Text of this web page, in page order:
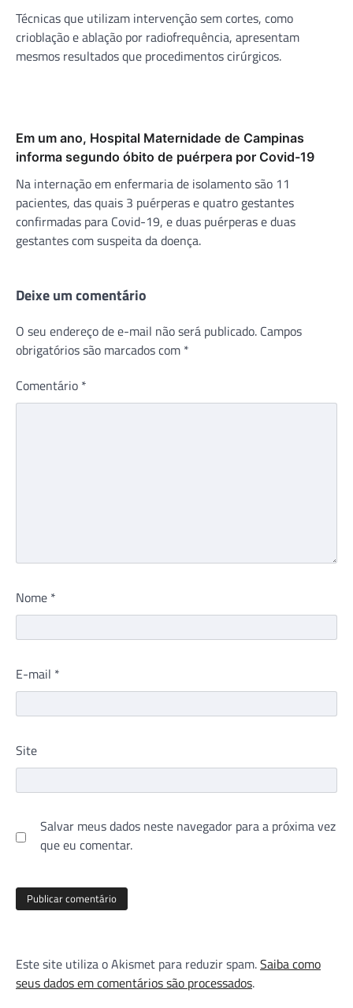
Técnicas que utilizam intervenção sem cortes, como
crioblação e ablação por radiofrequência, apresentam
mesmos resultados que procedimentos cirúrgicos.
Em um ano, Hospital Maternidade de Campinas
informa segundo óbito de puérpera por Covid-19
Na internação em enfermaria de isolamento são 11
pacientes, das quais 3 puérperas e quatro gestantes
confirmadas para Covid-19, e duas puérperas e duas
gestantes com suspeita da doença.
Deixe um comentário
O seu endereço de e-mail não será publicado. Campos
obrigatórios são marcados com *
Comentário *
Nome *
E-mail *
Site
Salvar meus dados neste navegador para a próxima vez
que eu comentar.
Este site utiliza o Akismet para reduzir spam.Saiba como
seus dados em comentários são processados.